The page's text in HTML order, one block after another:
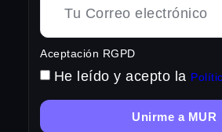
Aceptación RGPD
He leído y acepto la
Unirme a MUR